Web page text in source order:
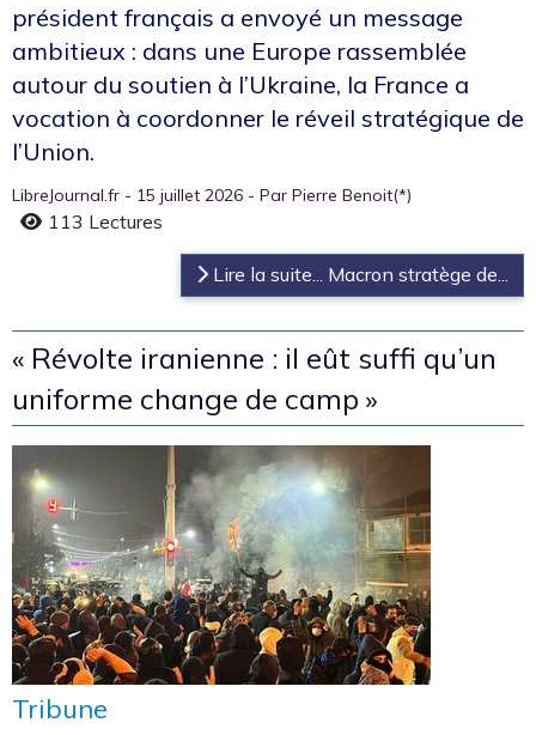
président français a envoyé un message
ambitieux : dans une Europe rassemblée
autour du soutien à l’Ukraine, la France a
vocation à coordonner le réveil stratégique de
l’Union.
LibreJournal.fr - 15 juillet 2026 - Par Pierre Benoit(*)
113 Lectures
Lire la suite... Macron stratège de...
« Révolte iranienne : il eût suffi qu’un
uniforme change de camp »
Tribune